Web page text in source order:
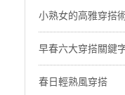
小熟女的高雅穿搭
早春六大穿搭關鍵
春日輕熟風穿搭